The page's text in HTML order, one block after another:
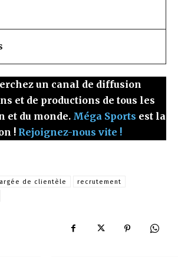
un canal de diffusion
et de productions de tous les
et du monde. Méga Sports est la
! Rejoignez-nous vite !
de clientèle
recrutement